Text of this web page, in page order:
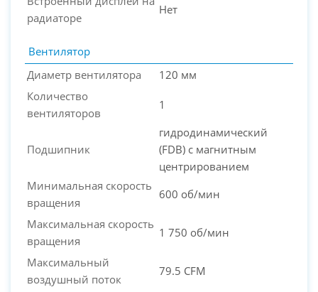
радиаторе
Нет
Вентилятор
Диаметр вентилятора
120 мм
Количество
вентиляторов
1
Подшипник
гидродинамический
(FDB) с магнитным
центрированием
Минимальная скорость
вращения
600 об/мин
Максимальная скорость
вращения
1 750 об/мин
Максимальный
воздушный поток
79.5 CFM